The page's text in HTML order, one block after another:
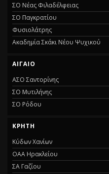
ΣΟ Νέας Φιλαδέλφειας
ΣΟ Παγκρατίου
Φυσιολάτρης
Ακαδημία Σκάκι Νέου Ψυχικού
ΑΙΓΑΊΟ
ΑΣΟ Σαντορίνης
ΣΟ Μυτιλήνης
ΣΟ Ρόδου
ΚΡΉΤΗ
Κύδων Χανίων
ΟΑΑ Ηρακλείου
ΣΑ Γαζίου